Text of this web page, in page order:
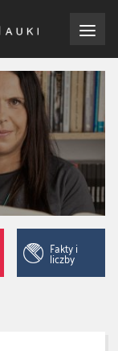
Fakty i
liczby